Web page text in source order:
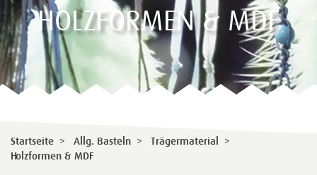
HOLZFORMEN & MDF
Startseite > Allg. Basteln > Trägermaterial
>
Holzformen & MDF